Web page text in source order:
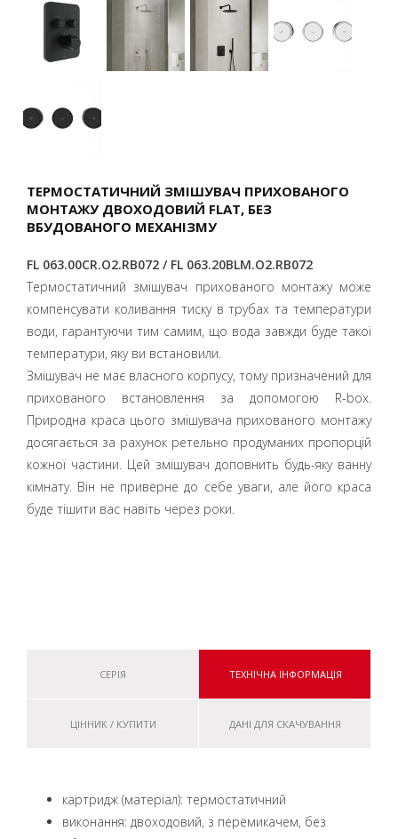
ТЕРМОСТАТИЧНИЙ ЗМІШУВАЧ ПРИХОВАНОГО
МОНТАЖУ ДВОХОДОВИЙ FLAT, БЕЗ
ВБУДОВАНОГО МЕХАНІЗМУ
FL 063.00CR.O2.RB072 / FL 063.20BLM.O2.RB072
Термостатичний змішувач прихованого монтажу може
компенсувати коливання тиску в трубах та температури
води, гарантуючи тим самим, що вода завжди буде такої
температури, яку ви встановили.
Змішувач не має власного корпусу, тому призначений для
прихованого встановлення за допомогою R-box.
Природна краса цього змішувача прихованого монтажу
досягається за рахунок ретельно продуманих пропорцій
кожної частини. Цей змішувач доповнить будь-яку ванну
кімнату. Він не приверне до себе уваги, але його краса
буде тішити вас навіть через роки.
СЕРІЯ ТЕХНІЧНА ІНФОРМАЦІЯ
ЦІННИК / КУПИТИ ДАНІ ДЛЯ СКАЧУВАННЯ
картридж (матеріал): термостатичний
виконання: двоходовий, з перемикачем, без